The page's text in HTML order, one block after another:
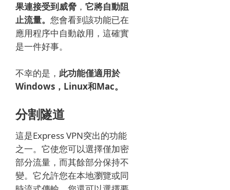
果連接受到威脅 ， 它將自動阻
止流量。 您會看到該功能已在
應用程序中自動啟用，這確實
是一件好事。
不幸的是， 此功能僅適用於
Windows，Linux和Mac。
分割隧道
這是Express VPN突出的功能
之一。 它使您可以選擇僅加密
部分流量，而其餘部分保持不
變。 它允許您在本地瀏覽或同